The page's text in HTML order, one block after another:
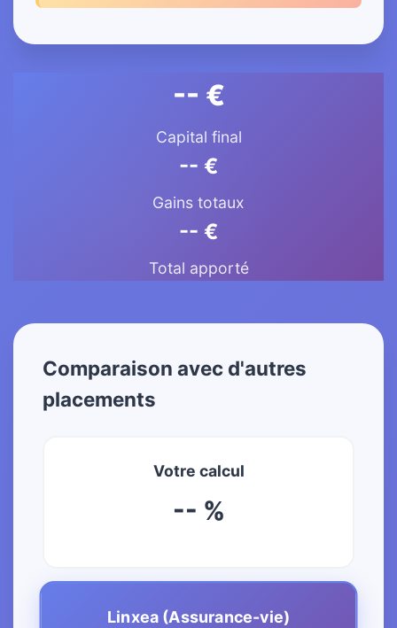
-- €
Capital final
-- €
Gains totaux
-- €
Total apporté
Comparaison avec d'autres
placements
Votre calcul
-- %
Linxea (Assurance-vie)